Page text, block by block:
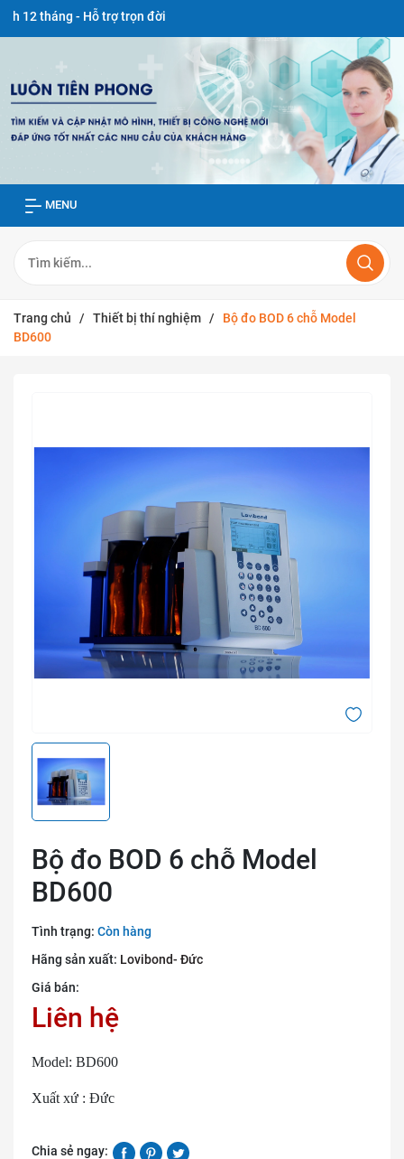
- Hỗ trợ trọn đời
MENU
Trang chủ / Thiết bị thí nghiệm /
Bộ đo BOD 6 chỗ Model
BD600
Bộ đo BOD 6 chỗ Model
BD600
Tình trạng: Còn hàng
Hãng sản xuất: Lovibond- Đức
Giá bán:
Liên hệ
Model: BD600
Xuất xứ : Đức
Chia sẻ ngay: